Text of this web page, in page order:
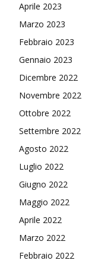
Aprile 2023
Marzo 2023
Febbraio 2023
Gennaio 2023
Dicembre 2022
Novembre 2022
Ottobre 2022
Settembre 2022
Agosto 2022
Luglio 2022
Giugno 2022
Maggio 2022
Aprile 2022
Marzo 2022
Febbraio 2022